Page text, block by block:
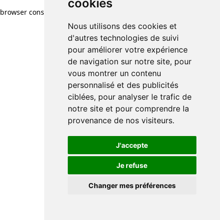
cookies
Nous utilisons des cookies et
d'autres technologies de suivi
pour améliorer votre expérience
de navigation sur notre site, pour
vous montrer un contenu
personnalisé et des publicités
ciblées, pour analyser le trafic de
notre site et pour comprendre la
provenance de nos visiteurs.
J'accepte
Je refuse
Changer mes préférences
browser console for more information)